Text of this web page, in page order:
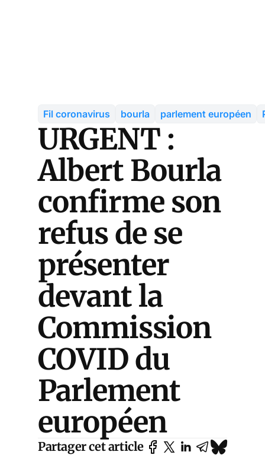
Fil coronavirus bourla parlement européen
URGENT :
Albert Bourla
confirme son
refus de se
présenter
devant la
Commission
COVID du
Parlement
européen
Partager cet article